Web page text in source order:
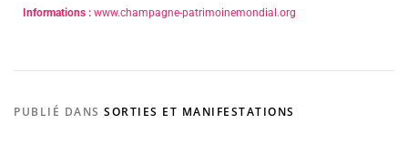
Informations : www.champagne-patrimoinemondial.org
PUBLIÉ DANS SORTIES ET MANIFESTATIONS